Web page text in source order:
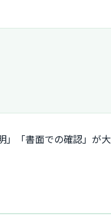
」「書面での確認」が大